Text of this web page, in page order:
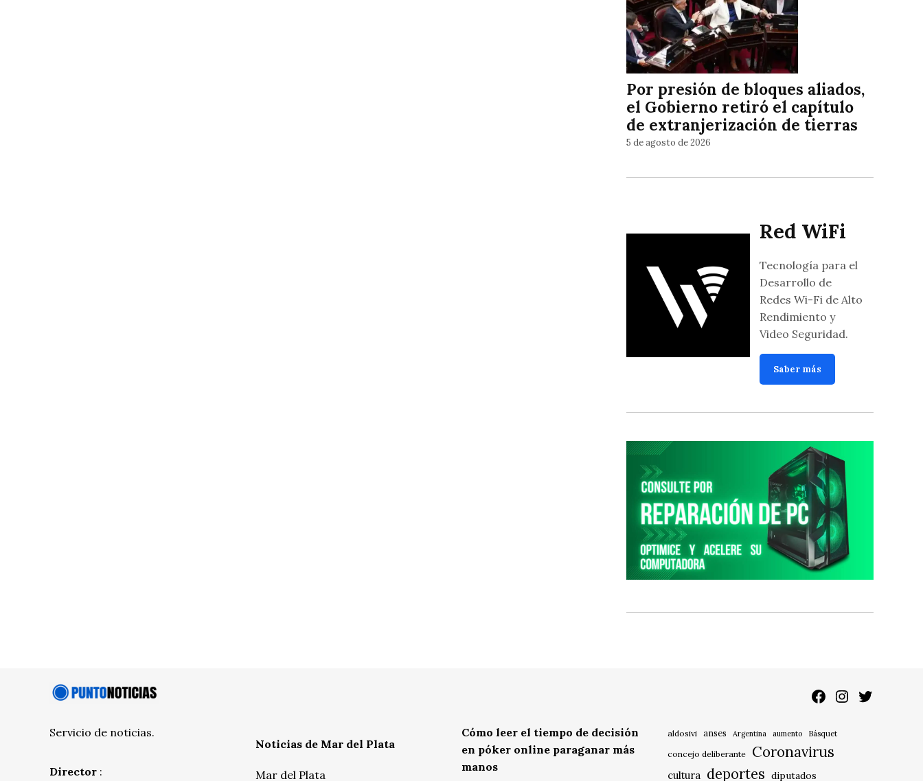
Por presión de bloques aliados,
el Gobierno retiró el capítulo
de extranjerización de tierras
5 de agosto de 2026
Red WiFi
Tecnología para el
Desarrollo de
Redes Wi-Fi de Alto
Rendimiento y
Video Seguridad.
Saber más
Facebook
Instagram
Twitter
Servicio de noticias.
Director :
Noticias de Mar del Plata
Mar del Plata
Cómo leer el tiempo de decisión
en póker online paraganar más
manos
aldosivi anses Argentina aumento
Básquet
concejo deliberante
Coronavirus
cultura deportes diputados